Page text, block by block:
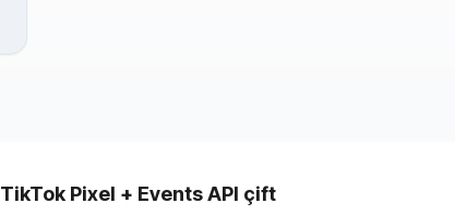
TikTok Pixel + Events API çift